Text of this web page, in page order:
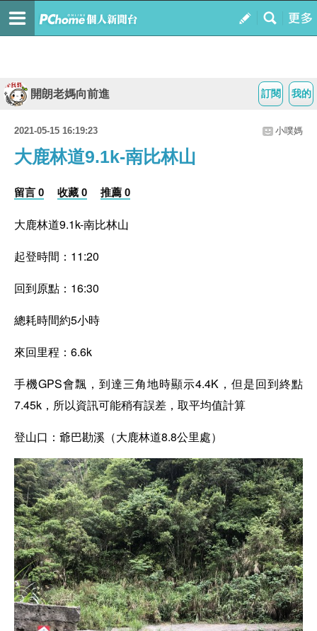
我的
訂閱
開朗老媽向前進
2021-05-15 16:19:23 小噗媽
大鹿林道9.1k-南比林山
留言 0 收藏 0 推薦 0
大鹿林道9.1k-南比林山
起登時間：11:20
回到原點：16:30
總耗時間約5小時
來回里程：6.6k
手機GPS會飄，到達三角地時顯示4.4K，但是回到終點
7.45k，所以資訊可能稍有誤差，取平均值計算
登山口：爺巴勘溪（大鹿林道8.8公里處）